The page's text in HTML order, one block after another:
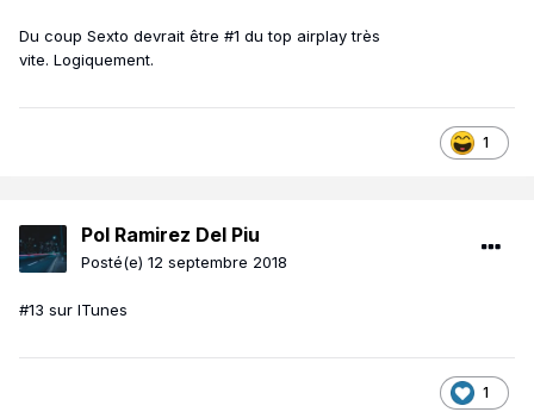
Du coup Sexto devrait être #1 du top airplay très
vite. Logiquement.
1
Pol Ramirez Del Piu
Posté(e) 12 septembre 2018
#13 sur ITunes
1